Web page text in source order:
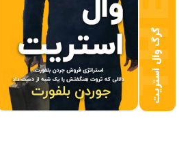
گرگ وال استریت